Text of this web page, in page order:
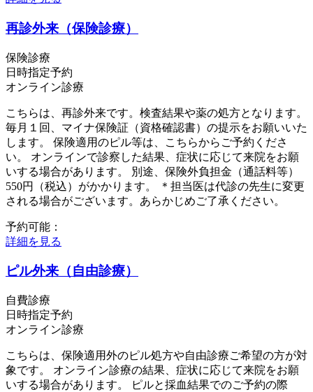
再診外来（保険診療）
保険診療
日時指定予約
オンライン診療
こちらは、再診外来です。検査結果や薬の処方となります。
毎月１回、マイナ保険証（資格確認書）の提示をお願いいた
します。 保険適用のピル等は、こちらからご予約くださ
い。 オンラインで診察した結果、症状に応じて来院をお願
いする場合があります。 別途、保険外負担金（通話料等）
550円（税込）がかかります。 ＊担当医は代診の先生に変更
される場合がございます。あらかじめご了承ください。
予約可能：
詳細を見る
ピル外来（自由診療）
自費診療
日時指定予約
オンライン診療
こちらは、保険適用外のピル処方や自由診療ご希望の方が対
象です。 オンライン診療の結果、症状に応じて来院をお願
いする場合があります。 ピルと採血結果でのご予約の際